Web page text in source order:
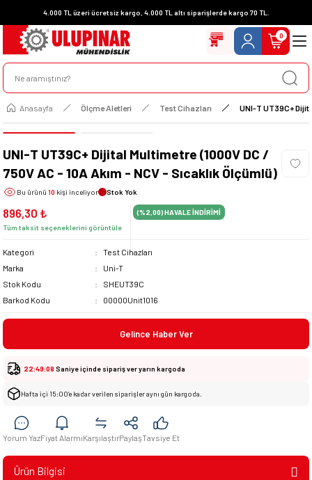
4.000 TL üzeri ücretsiz kargo, 4.000 TL altı siparişlerde kargo 70 TL.
0
Anasayfa Ölçme Aletleri Test Cihazları UNI-T UT39C+
UNI-T UT39C+ Dijital Multimetre (1000V DC /
750V AC - 10A Akım - NCV - Sıcaklık Ölçümlü)
Bu ürünü 10 kişi inceliyor Stok Yok
896,30 ₺
Tüm taksit seçeneklerini görüntüle
(%2,00)HAVALE İNDİRİMİ
Kategori
Test Cihazları
Marka
Uni-T
Stok Kodu
SHEUT39C
Barkod Kodu
00000Unit1016
Gelince Haber Ver
22:49:08 Saniye içinde sipariş ver yarın kargoda
Hafta içi 15:00’e kadar verilen siparişler aynı gün kargoda.
Yorum YazFiyat AlarmıKarşılaştırPaylaşTavsiye Et
Ürün Bilgisi